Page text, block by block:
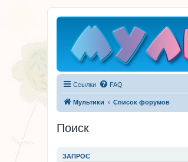
Ссылки FAQ
Мультики Список форумов
Поиск
ЗАПРОС